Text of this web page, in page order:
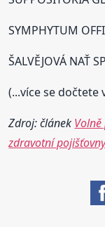
SYMPHYTUM
ŠALVĚJOVÁ NAŤ
(...více se dočtete
Zdroj: článek
zdravotní